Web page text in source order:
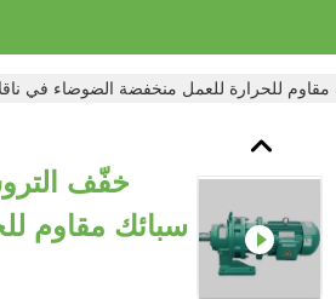
مقاوم للحرارة للعمل منخفضة الضوضاء في
خفّف
سبائك مقاوم